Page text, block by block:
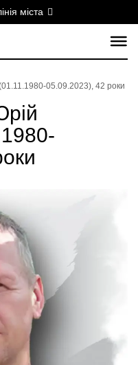
міста
05.09.2023), 42 роки